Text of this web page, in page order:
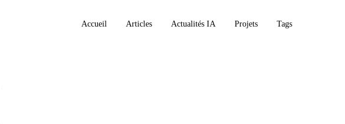
Accueil Articles Actualités IA Projets Tags